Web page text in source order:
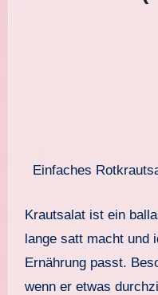
Einfaches
Krautsalat ist ein
lange satt macht und
Ernährung passt.
wenn er etwas